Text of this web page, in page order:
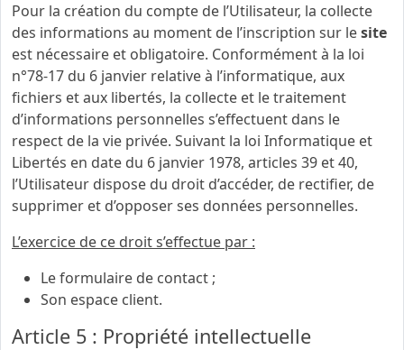
Pour la création du compte de l’Utilisateur, la collecte
des informations au moment de l’inscription sur lesite
est nécessaire et obligatoire. Conformément à la loi
n°78-17 du 6 janvier relative à l’informatique, aux
fichiers et aux libertés, la collecte et le traitement
d’informations personnelles s’effectuent dans le
respect de la vie privée. Suivant la loi Informatique et
Libertés en date du 6 janvier 1978, articles 39 et 40,
l’Utilisateur dispose du droit d’accéder, de rectifier, de
supprimer et d’opposer ses données personnelles.
L’exercice de ce droit s’effectue par :
Le formulaire de contact ;
Son espace client.
Article 5 : Propriété intellectuelle